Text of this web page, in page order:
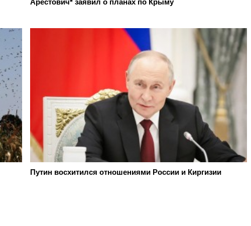
Арестович* заявил о планах по Крыму
Путин восхитился отношениями России и Киргизии